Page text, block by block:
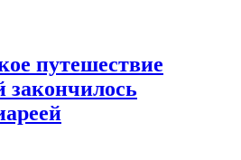
путешествие
закончилось